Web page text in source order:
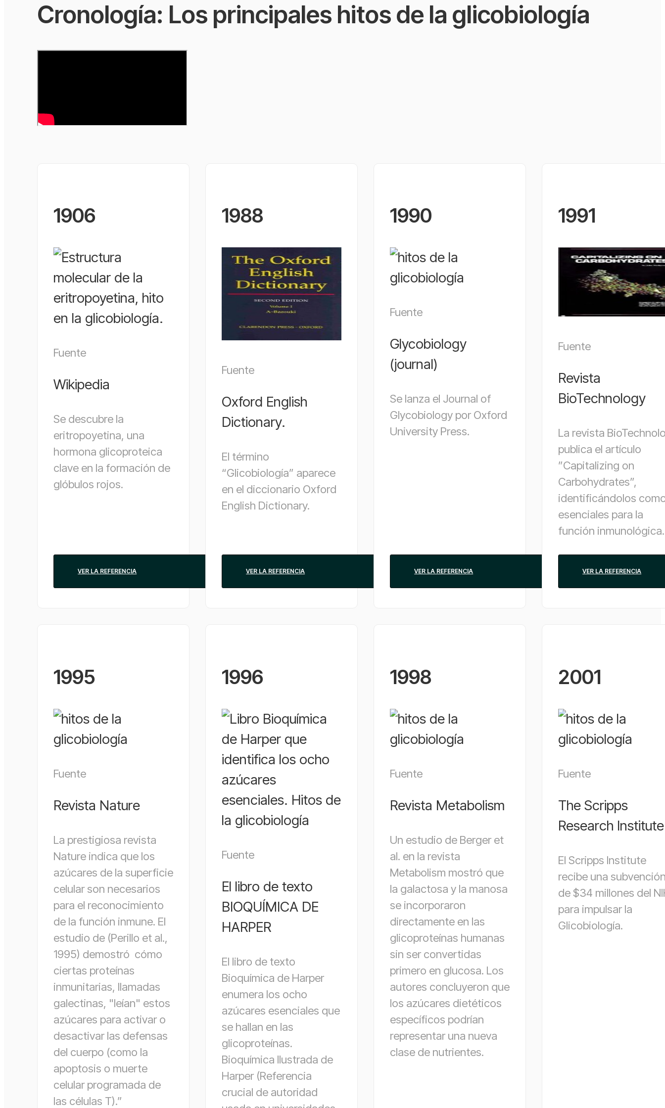
Cronología: Los principales hitos de la glicobiología
1906
Fuente
Wikipedia
Se descubre la
eritropoyetina, una
hormona glicoproteica
clave en la formación de
glóbulos rojos.
VER LA REFERENCIA
1988
Fuente
Oxford English
Dictionary.
El término
“Glicobiología” aparece
en el diccionario Oxford
English Dictionary.
VER LA REFERENCIA
1990
Fuente
Glycobiology
(journal)
Se lanza el Journal of
Glycobiology por Oxford
University Press.
VER LA REFERENCIA
1991
Fuente
Revista
BioTechnology
La revista
publica el artículo
”Capitalizing on
Carbohydrates”,
identificándolos
esenciales para la
función inmunológica.
VER LA REFERENCIA
1995
Fuente
Revista Nature
La prestigiosa revista
Nature indica que los
azúcares de la superficie
celular son necesarios
para el reconocimiento
de la función inmune. El
estudio de (Perillo et al.,
1995) demostró cómo
ciertas proteínas
inmunitarias, llamadas
galectinas, "leían" estos
azúcares para activar o
desactivar las defensas
del cuerpo (como la
apoptosis o muerte
celular programada de
las células T).”
1996
Fuente
El libro de texto
BIOQUÍMICA DE
HARPER
El libro de texto
Bioquímica de Harper
enumera los ocho
azúcares esenciales que
se hallan en las
glicoproteínas.
Bioquímica Ilustrada de
Harper (Referencia
crucial de autoridad
1998
Fuente
Revista Metabolism
Un estudio de Berger et
al. en la revista
Metabolism mostró que
la galactosa y la manosa
se incorporaron
directamente en las
glicoproteínas humanas
sin ser convertidas
primero en glucosa. Los
autores concluyeron que
los azúcares dietéticos
específicos podrían
representar una nueva
clase de nutrientes.
2001
Fuente
The Scripps
Research Institute
El Scripps Institute
recibe una
de $34 millones del
para impulsar la
Glicobiología.